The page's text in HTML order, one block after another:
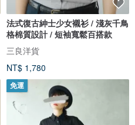
法式復古紳士少女襯衫 / 淺灰千鳥
格棉質設計 / 短袖寬鬆百搭款
三良洋貨
NT$ 1,780
免運